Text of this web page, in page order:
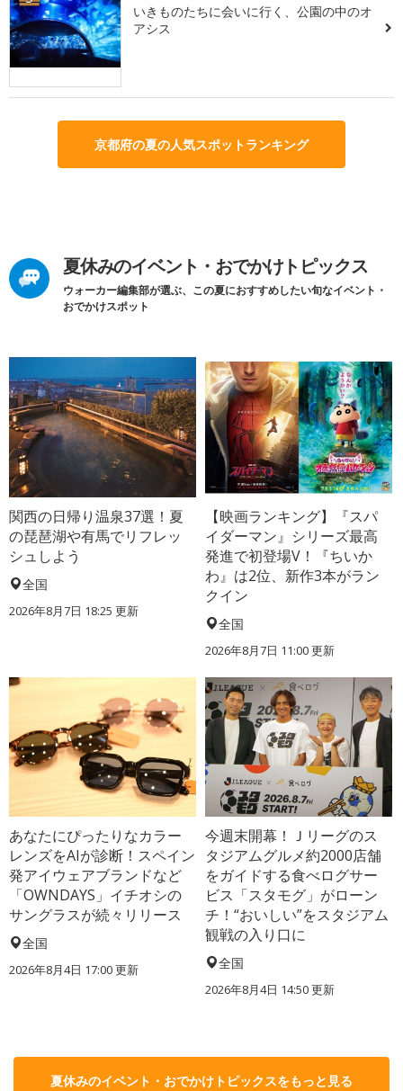
いきものたちに会いに行く、公園の中のオ
アシス
京都府の夏の人気スポットランキング
夏休みのイベント・おでかけトピックス
ウォーカー編集部が選ぶ、この夏におすすめしたい旬なイベント・
おでかけスポット
関西の日帰り温泉37選！夏
の琵琶湖や有馬でリフレッ
シュしよう
全国
2026年8月7日 18:25 更新
【映画ランキング】『スパ
イダーマン』シリーズ最高
発進で初登場V！『ちいか
わ』は2位、新作3本がラン
クイン
全国
2026年8月7日 11:00更新
あなたにぴったりなカラー
レンズをAIが診断！スペイン
発アイウェアブランドなど
「OWNDAYS」イチオシの
サングラスが続々リリース
全国
2026年8月4日 17:00更新
今週末開幕！Ｊリーグのス
タジアムグルメ約2000店舗
をガイドする食べログサー
ビス「スタモグ」がローン
チ！“おいしい”をスタジアム
観戦の入り口に
全国
2026年8月4日 14:50更新
夏休みのイベント・おでかけトピックスをもっと見る